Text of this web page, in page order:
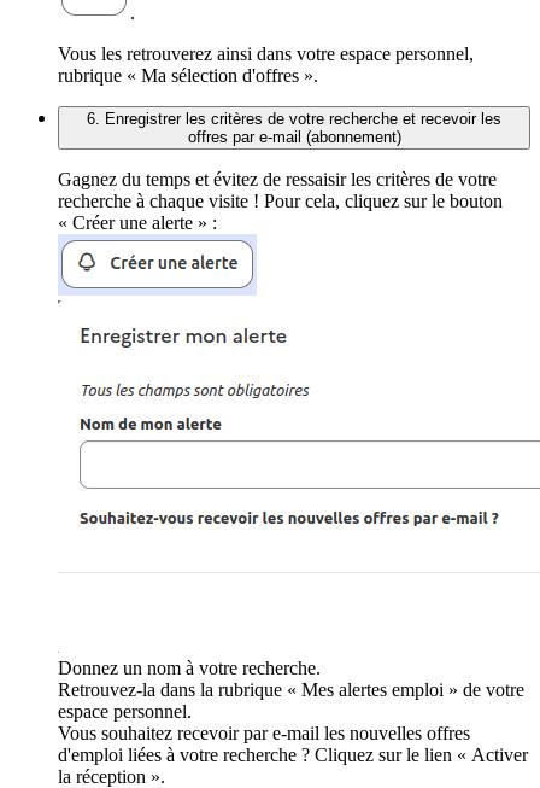
.
Vous les retrouverez ainsi dans votre espace personnel,
rubrique « Ma sélection d'offres ».
6. Enregistrer les critères de votre recherche et recevoir les
offres par e-mail (abonnement)
Gagnez du temps et évitez de ressaisir les critères de votre
recherche à chaque visite ! Pour cela, cliquez sur le bouton
« Créer une alerte » :
Donnez un nom à votre recherche.
Retrouvez-la dans la rubrique « Mes alertes emploi » de votre
espace personnel.
Vous souhaitez recevoir par e-mail les nouvelles offres
d'emploi liées à votre recherche ? Cliquez sur le lien « Activer
la réception ».